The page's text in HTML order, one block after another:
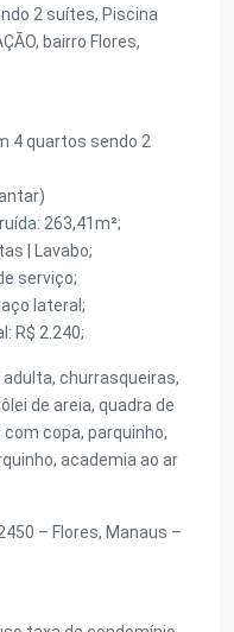
2 suítes, Piscina
bairro Flores,
4 quartos sendo 2
263,41m²;
| Lavabo;
serviço;
lateral;
R$ 2.240;
adulta, churrasqueiras,
de areia, ⁠quadra de
copa, ⁠parquinho,
⁠academia ao ar
– Flores, Manaus –